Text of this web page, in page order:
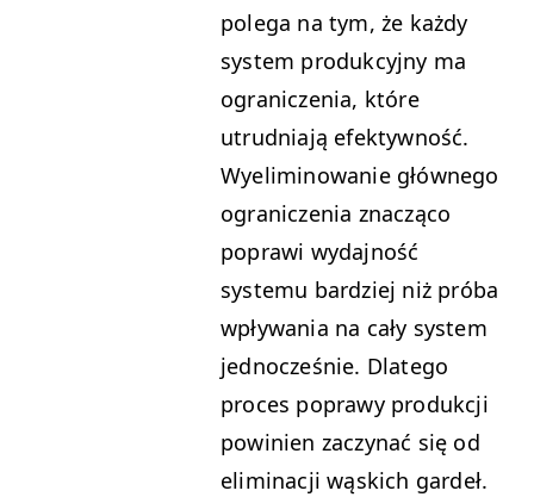
polega na tym, że każdy
system produkcyjny ma
ograniczenia, które
utrudniają efektywność.
Wyeliminowanie głównego
ograniczenia znacząco
poprawi wydajność
systemu bardziej niż próba
wpływania na cały system
jednocześnie. Dlatego
proces poprawy produkcji
powinien zaczynać się od
eliminacji wąskich gardeł.